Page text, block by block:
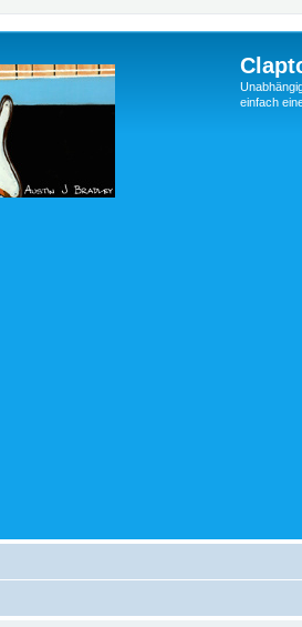
einfach